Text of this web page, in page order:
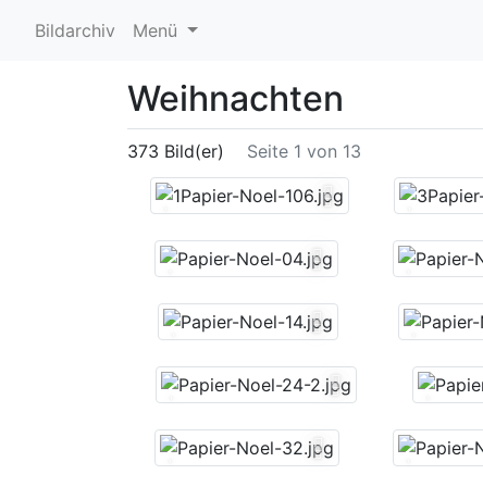
Bildarchiv Menü
Weihnachten
373 Bild(er) Seite 1 von 13